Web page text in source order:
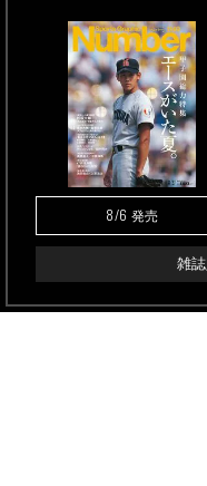
8/6 発売
雑